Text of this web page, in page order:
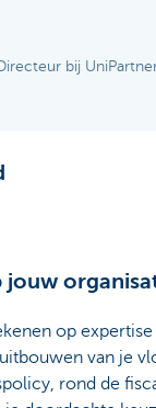
bij
jouw
op
van je
rond de